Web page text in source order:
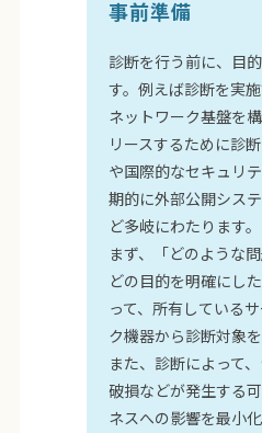
事前準備
診断を行う前に、目
す。例えば診断を実
ネットワーク基盤を
リースするために診
や国際的なセキュリ
期的に外部公開シス
ど多岐にわたります。
まず、「どのような
どの目的を明確にし
って、所有している
ク機器から診断対象
また、診断によって
破損などが発生する
ネスへの影響を最小